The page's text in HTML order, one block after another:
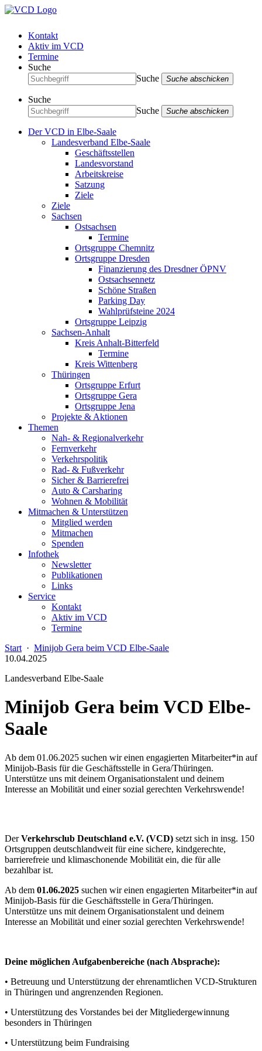
Kontakt
Aktiv im VCD
Termine
Suche
Suche
Suche abschicken
Suche
Suche
Suche abschicken
Der VCD in Elbe-Saale
Landesverband Elbe-Saale
Geschäftsstellen
Landesvorstand
Arbeitskreise
Satzung
Ziele
Ziele
Sachsen
Ostsachsen
Termine
Ortsgruppe Chemnitz
Ortsgruppe Dresden
Finanzierung des Dresdner ÖPNV
Ostsachsennetz
Schöne Straßen
Parking Day
Wahlprüfsteine 2024
Ortsgruppe Leipzig
Sachsen-Anhalt
Kreis Anhalt-Bitterfeld
Termine
Kreis Wittenberg
Thüringen
Ortsgruppe Erfurt
Ortsgruppe Gera
Ortsgruppe Jena
Projekte & Aktionen
Themen
Nah- & Regionalverkehr
Fernverkehr
Verkehrspolitik
Rad- & Fußverkehr
Sicher & Barrierefrei
Auto & Carsharing
Wohnen & Mobilität
Mitmachen & Unterstützen
Mitglied werden
Mitmachen
Spenden
Infothek
Newsletter
Publikationen
Links
Service
Kontakt
Aktiv im VCD
Termine
Start · Minijob Gera beim VCD Elbe-Saale
10.04.2025
Landesverband Elbe-Saale
Minijob Gera beim VCD Elbe-
Saale
Ab dem 01.06.2025 suchen wir einen engagierten Mitarbeiter*in auf
Minijob-Basis für die Geschäftsstelle in Gera/Thüringen.
Unterstütze uns mit deinem Organisationstalent und deinem
Interesse an Mobilität und einer sozial gerechten Verkehrswende!
DerVerkehrsclub Deutschland e.V. (VCD) setzt sich in insg. 150
Ortsgruppen deutschlandweit für eine sichere, kindgerechte,
barrierefreie und klimaschonende Mobilität ein, die für alle
bezahlbar ist.
Ab dem 01.06.2025 suchen wir einen engagierten Mitarbeiter*in auf
Minijob-Basis für die Geschäftsstelle in Gera/Thüringen.
Unterstütze uns mit deinem Organisationstalent und deinem
Interesse an Mobilität und einer sozial gerechten Verkehrswende!
Deine möglichen Aufgabenbereiche (nach Absprache):
• Betreuung und Unterstützung der ehrenamtlichen VCD-Strukturen
in Thüringen und angrenzenden Regionen.
• Unterstützung des Vorstandes bei der Mitgliedergewinnung
besonders in Thüringen
• Unterstützung beim Fundraising